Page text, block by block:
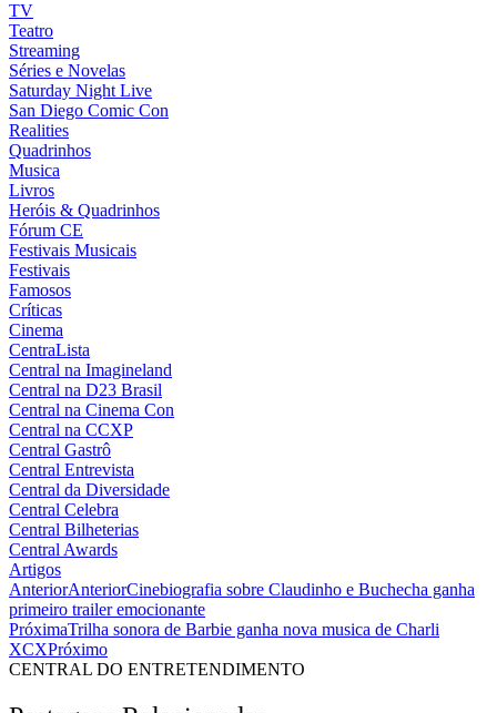
TV
Teatro
Streaming
Séries e Novelas
Saturday Night Live
San Diego Comic Con
Realities
Quadrinhos
Musica
Livros
Heróis & Quadrinhos
Fórum CE
Festivais Musicais
Festivais
Famosos
Críticas
Cinema
CentraLista
Central na Imagineland
Central na D23 Brasil
Central na Cinema Con
Central na CCXP
Central Gastrô
Central Entrevista
Central da Diversidade
Central Celebra
Central Bilheterias
Central Awards
Artigos
AnteriorAnteriorCinebiografia sobre Claudinho e Buchecha ganha
primeiro trailer emocionante
PróximaTrilha sonora de Barbie ganha nova musica de Charli
XCXPróximo
CENTRAL DO ENTRETENDIMENTO